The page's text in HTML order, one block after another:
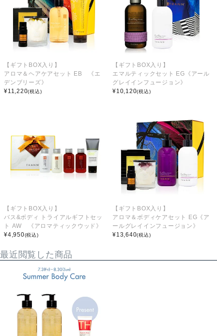
【ギフトBOX入り】
アロマ＆ヘアケアセット EB 《エ
デンブリーズ》
¥11,220(税込)
【ギフトBOX入り】
エマルティックセット EG《アール
グレイインフュージョン》
¥10,120(税込)
【ギフトBOX入り】
バス&ボディ トライアルギフトセッ
ト AW 《アロマティックウッド》
¥4,950(税込)
【ギフトBOX入り】
アロマ＆ボディケアセット EG《ア
ールグレイインフュージョン》
¥13,640(税込)
最近閲覧した商品